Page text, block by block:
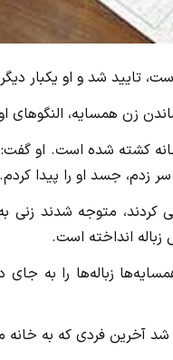
تایید شد و او یکبار
کشته شده است. او گفت:
زدم، جسد او را پیدا کردم.
کردند، متوجه شدند زنی
انداخته است.
زباله‌ها را به جای
آخرین فردی که به خانه